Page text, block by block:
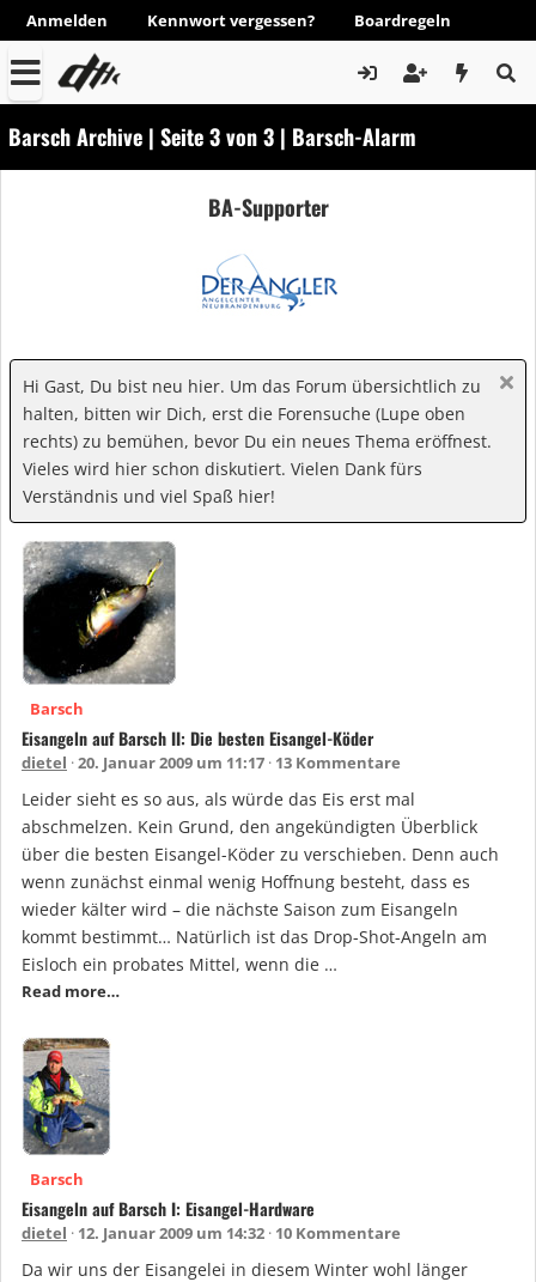
Anmelden Kennwort vergessen? Boardregeln
Barsch Archive | Seite 3 von 3 | Barsch-Alarm
BA-Supporter
Hi Gast, Du bist neu hier. Um das Forum übersichtlich zu
halten, bitten wir Dich, erst die Forensuche (Lupe oben
rechts) zu bemühen, bevor Du ein neues Thema eröffnest.
Vieles wird hier schon diskutiert. Vielen Dank fürs
Verständnis und viel Spaß hier!
Barsch
Eisangeln auf Barsch II: Die besten Eisangel-Köder
dietel 20. Januar 2009 um 11:17 13 Kommentare
Leider sieht es so aus, als würde das Eis erst mal
abschmelzen. Kein Grund, den angekündigten Überblick
über die besten Eisangel-Köder zu verschieben. Denn auch
wenn zunächst einmal wenig Hoffnung besteht, dass es
wieder kälter wird – die nächste Saison zum Eisangeln
kommt bestimmt… Natürlich ist das Drop-Shot-Angeln am
Eisloch ein probates Mittel, wenn die …
Read more…
Barsch
Eisangeln auf Barsch I: Eisangel-Hardware
dietel 12. Januar 2009 um 14:32 10 Kommentare
Da wir uns der Eisangelei in diesem Winter wohl länger